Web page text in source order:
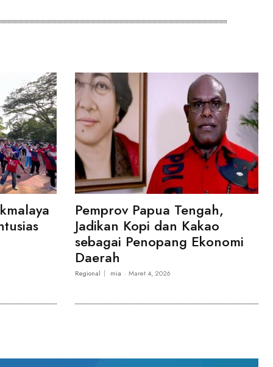
Pemprov Papua Tengah,
Jadikan Kopi dan Kakao
sebagai Penopang Ekonomi
Daerah
Regional mia - Maret 4, 2026